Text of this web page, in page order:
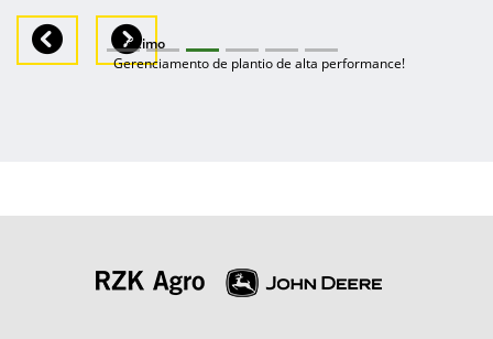
Previous Next
Próximo
Gerenciamento de plantio de alta performance!